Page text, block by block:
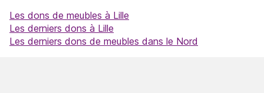
Les dons de meubles à Lille
Les derniers dons à Lille
Les derniers dons de meubles dans le Nord